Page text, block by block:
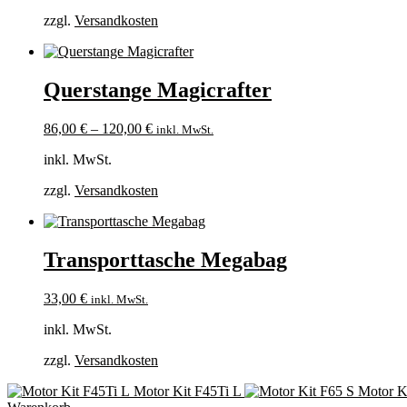
zzgl. Versandkosten
Querstange Magicrafter
86,00 € – 120,00 € inkl. MwSt.
inkl. MwSt.
zzgl. Versandkosten
Transporttasche Megabag
33,00 € inkl. MwSt.
inkl. MwSt.
zzgl. Versandkosten
Motor Kit F45Ti L
Motor